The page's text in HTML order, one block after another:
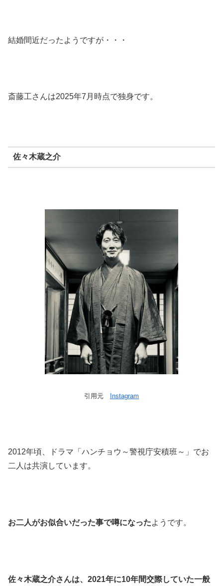
結婚間近だったようですが・・・
斎藤工さんは2025年7月時点で独身です。
佐々木蔵之介
引用元 Instagram
2012年頃、ドラマ「ハンチョウ～警視庁安積班～」でお
二人は共演しています。
お二人がお似合いだった事で噂になったようです。
佐々木蔵之介さんは、2021年に10年間交際していた一般